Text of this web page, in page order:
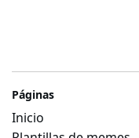
Páginas
Inicio